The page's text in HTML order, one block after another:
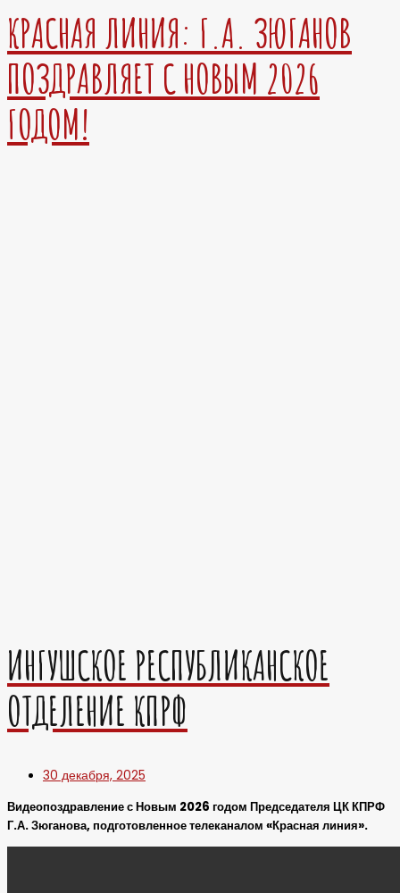
КРАСНАЯ ЛИНИЯ: Г.А. ЗЮГАНОВ
ПОЗДРАВЛЯЕТ С НОВЫМ 2026
ГОДОМ!
ИНГУШСКОЕ РЕСПУБЛИКАНСКОЕ
ОТДЕЛЕНИЕ КПРФ
30 декабря, 2025
Видеопоздравление с Новым 2026 годом Председателя ЦК КПРФ
Г.А. Зюганова, подготовленное телеканалом «Красная линия».